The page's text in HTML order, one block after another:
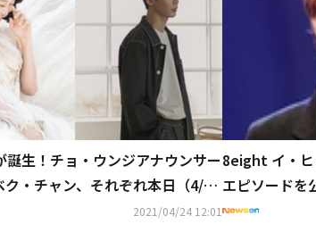
誕生！チョ・ウンジアナウンサー
・チャン、それぞれ本日（4/2
2021/04/24 12:01
8eight イ・ヒ
エピソードを
りに行った」